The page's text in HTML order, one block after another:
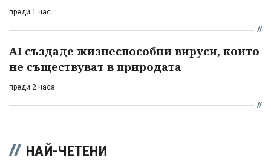
преди 1 час
AI създаде жизнеспособни вируси, които
не съществуват в природата
преди 2 часа
НАЙ-ЧЕТЕНИ